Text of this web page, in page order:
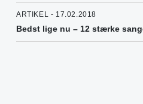
ARTIKEL - 17.02.2018
Bedst lige nu – 12 stærke